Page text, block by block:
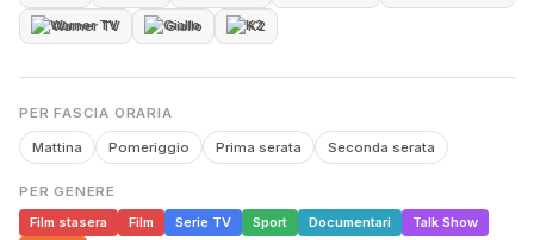
Warner TV Giallo K2
PER FASCIA ORARIA
Mattina Pomeriggio Prima serata Seconda serata
PER GENERE
Film stasera
Film Serie TV Sport Documentari
Talk Show